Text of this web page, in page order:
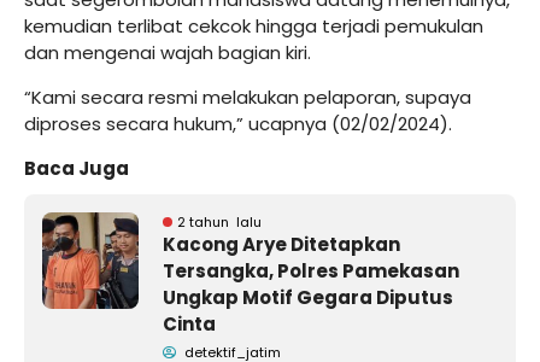
kemudian terlibat cekcok hingga terjadi pemukulan
dan mengenai wajah bagian kiri.
“Kami secara resmi melakukan pelaporan, supaya
diproses secara hukum,” ucapnya (02/02/2024).
Baca Juga
2 tahun lalu
Kacong Arye Ditetapkan
Tersangka, Polres Pamekasan
Ungkap Motif Gegara Diputus
Cinta
detektif_jatim